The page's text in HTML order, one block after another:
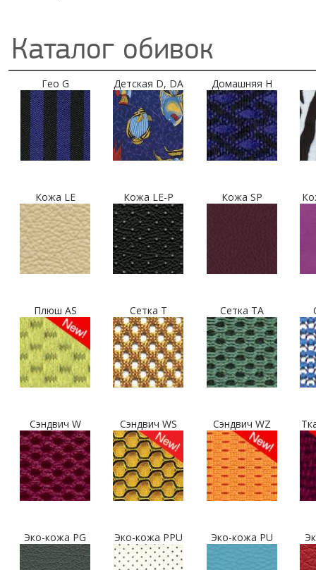
Каталог обивок
Гео G Детская D, DA Домашняя H
Кожа LE Кожа LE-P Кожа SP
Плюш AS Сетка T Сетка TA
Сэндвич W Сэндвич WS Сэндвич WZ
Эко-кожа PG Эко-кожа PPU Эко-кожа PU